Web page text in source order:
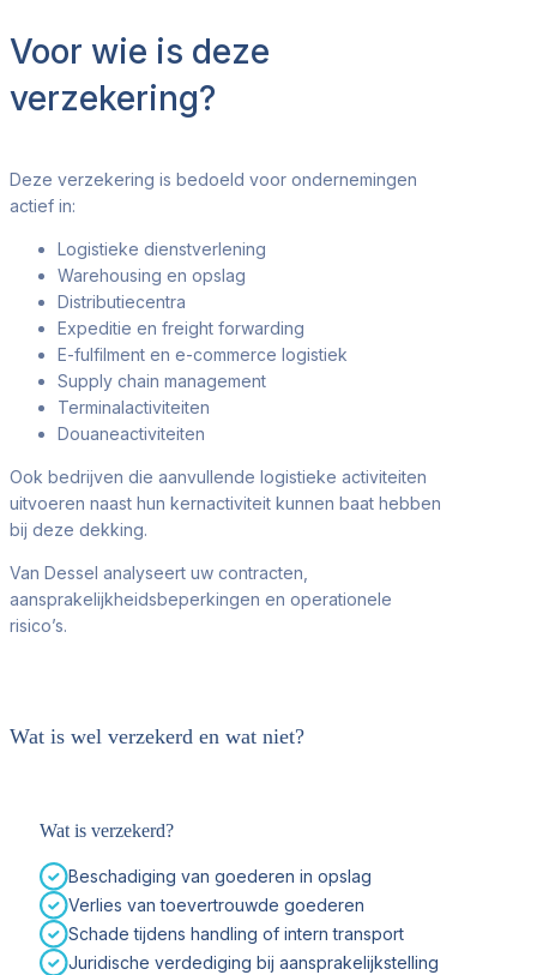
Voor wie is deze
verzekering?
Deze verzekering is bedoeld voor ondernemingen
actief in:
Logistieke dienstverlening
Warehousing en opslag
Distributiecentra
Expeditie en freight forwarding
E-fulfilment en e-commerce logistiek
Supply chain management
Terminalactiviteiten
Douaneactiviteiten
Ook bedrijven die aanvullende logistieke activiteiten
uitvoeren naast hun kernactiviteit kunnen baat hebben
bij deze dekking.
Van Dessel analyseert uw contracten,
aansprakelijkheidsbeperkingen en operationele
risico’s.
Wat is wel verzekerd en wat niet?
Wat is verzekerd?
Beschadiging van goederen in opslag
Verlies van toevertrouwde goederen
Schade tijdens handling of intern transport
Juridische verdediging bij aansprakelijkstelling